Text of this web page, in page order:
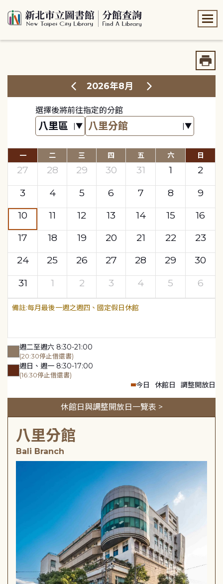
2026年8月
選擇後將前往指定的分館
一 二 三 四 五 六 日
27 28 29 30 31 1
2
3
4 5 6 7 8
9
10
11 12 13 14 15
16
17
18 19 20 21 22
23
24
25 26 27 28 29
30
31
1 2 3 4 5 6
每月最後一週之週四、國定假日休館
週二至週六 8:30-21:00
(20:30停止借還書)
週日、週一 8:30-17:00
(16:30停止借還書)
今日 休館日 調整開放日
休館日與調整開放日一覽表 >
八里分館
Bali Branch